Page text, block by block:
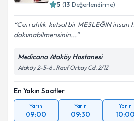
5 (13 Değerlendirme)
Cerrahlık ️ kutsal bir MESLEĞİN insan
dokunabilmensinin...
Medicana Ataköy Hastanesi
Ataköy 2-5-6., Rauf Orbay Cd. 2/1Z
En Yakın Saatler
Yarın
09:00
Yarın
09:30
Yarın
10:00